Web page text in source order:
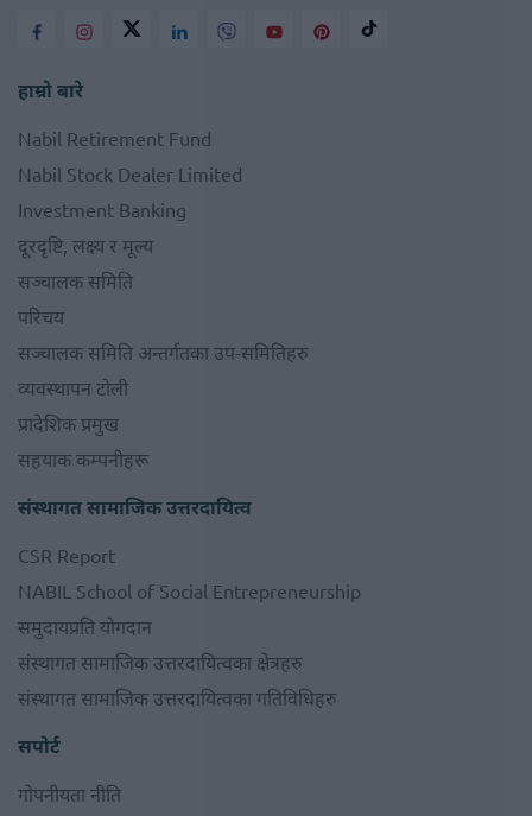
हाम्रो बारे
Nabil Retirement Fund
Nabil Stock Dealer Limited
Investment Banking
दूरदृष्टि, लक्ष्य र मूल्य
सञ्चालक समिति
परिचय
सञ्चालक समिति अन्तर्गतका उप-समितिहरु
व्यवस्थापन टोली
प्रादेशिक प्रमुख
सहयाक कम्पनीहरू
संस्थागत सामाजिक उत्तरदायित्व
CSR Report
NABIL School of Social Entrepreneurship
समुदायप्रति योगदान
संस्थागत सामाजिक उत्तरदायित्वका क्षेत्रहरु
संस्थागत सामाजिक उत्तरदायित्वका गतिविधिहरु
सपोर्ट
गोपनीयता नीति